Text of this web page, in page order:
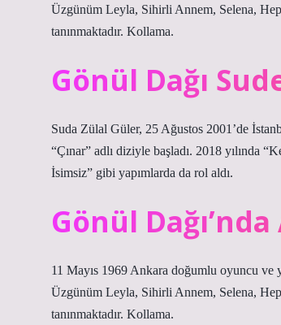
Üzgünüm Leyla, Sihirli Annem, Selena,
tanınmaktadır. Kollama.
Gönül Dağı
Suda Zülal Güler, 25 Ağustos 2001’de
“Çınar” adlı diziyle başladı. 2018 yılında
İsimsiz” gibi yapımlarda da rol aldı.
Gönül
11 Mayıs 1969 Ankara doğumlu oyuncu ve
Üzgünüm Leyla, Sihirli Annem, Selena,
tanınmaktadır. Kollama.